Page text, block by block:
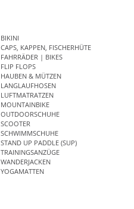
BIKINI
CAPS, KAPPEN, FISCHERHÜTE
FAHRRÄDER | BIKES
FLIP FLOPS
HAUBEN & MÜTZEN
LANGLAUFHOSEN
LUFTMATRATZEN
MOUNTAINBIKE
OUTDOORSCHUHE
SCOOTER
SCHWIMMSCHUHE
STAND UP PADDLE (SUP)
TRAININGSANZÜGE
WANDERJACKEN
YOGAMATTEN